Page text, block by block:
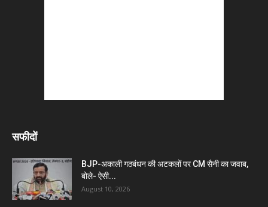
सफीदों
BJP-अकाली गठबंधन की अटकलों पर CM सैनी का जवाब,
बोले- ऐसी...
August 10, 2026